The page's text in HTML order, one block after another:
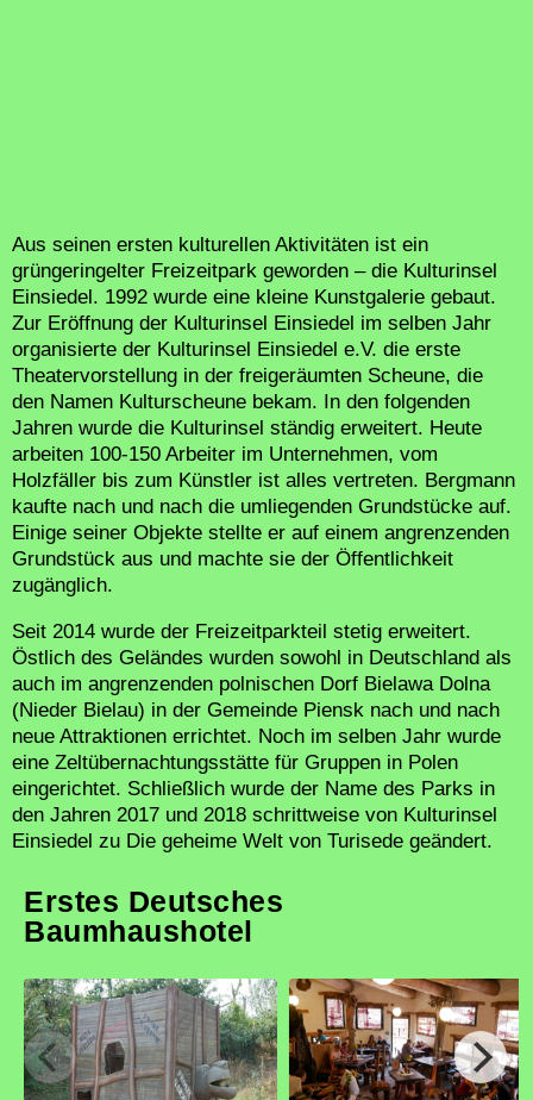
Aus seinen ersten kulturellen Aktivitäten ist ein
grüngeringelter Freizeitpark geworden – die Kulturinsel
Einsiedel. 1992 wurde eine kleine Kunstgalerie gebaut.
Zur Eröffnung der Kulturinsel Einsiedel im selben Jahr
organisierte der Kulturinsel Einsiedel e.V. die erste
Theatervorstellung in der freigeräumten Scheune, die
den Namen Kulturscheune bekam. In den folgenden
Jahren wurde die Kulturinsel ständig erweitert. Heute
arbeiten 100-150 Arbeiter im Unternehmen, vom
Holzfäller bis zum Künstler ist alles vertreten. Bergmann
kaufte nach und nach die umliegenden Grundstücke auf.
Einige seiner Objekte stellte er auf einem angrenzenden
Grundstück aus und machte sie der Öffentlichkeit
zugänglich.
Seit 2014 wurde der Freizeitparkteil stetig erweitert.
Östlich des Geländes wurden sowohl in Deutschland als
auch im angrenzenden polnischen Dorf Bielawa Dolna
(Nieder Bielau) in der Gemeinde Piensk nach und nach
neue Attraktionen errichtet. Noch im selben Jahr wurde
eine Zeltübernachtungsstätte für Gruppen in Polen
eingerichtet. Schließlich wurde der Name des Parks in
den Jahren 2017 und 2018 schrittweise von Kulturinsel
Einsiedel zu Die geheime Welt von Turisede geändert.
Erstes Deutsches
Baumhaushotel